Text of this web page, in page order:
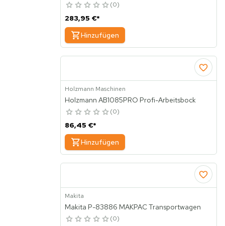
0
283,95 €*
Hinzufügen
Holzmann Maschinen
Holzmann AB1085PRO Profi-Arbeitsbock
0
86,45 €*
Hinzufügen
Makita
Makita P-83886 MAKPAC Transportwagen
0